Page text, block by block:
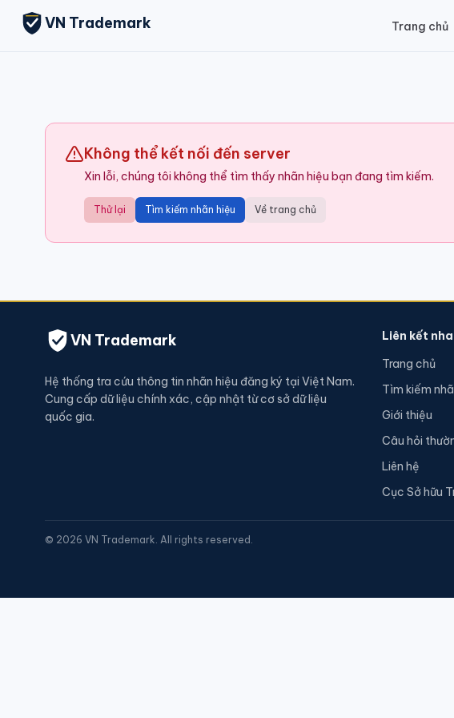
VN Trademark Trang chủ
Không thể kết nối đến server
Xin lỗi, chúng tôi không thể tìm thấy nhãn hiệu bạn đang tìm kiếm.
Thử lại Tìm kiếm nhãn hiệu Về trang chủ
VN Trademark
Hệ thống tra cứu thông tin nhãn hiệu đăng ký tại Việt Nam.
Cung cấp dữ liệu chính xác, cập nhật từ cơ sở dữ liệu
quốc gia.
Liên kết
Trang chủ
Tìm kiếm
Giới thiệu
Câu hỏi
Liên hệ
Cục Sở hữu
© 2026 VN Trademark. All rights reserved.